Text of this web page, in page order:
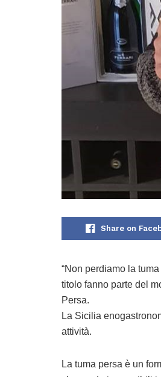
Share on
“Non perdiamo la
titolo fanno parte del
Persa.
La Sicilia
attività.
La tuma persa è un